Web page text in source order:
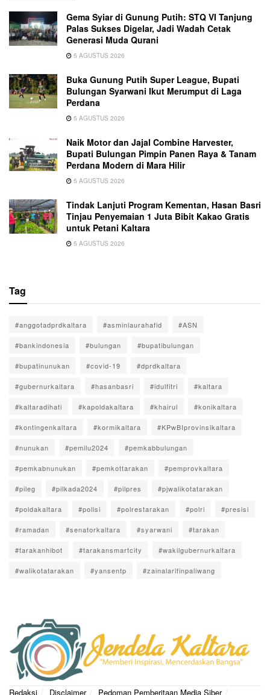
Gema Syiar di Gunung Putih: STQ VI Tanjung
Palas Sukses Digelar, Jadi Wadah Cetak
Generasi Muda Qurani
5 AGUSTUS 2026
Buka Gunung Putih Super League, Bupati
Bulungan Syarwani Ikut Merumput di Laga
Perdana
5 AGUSTUS 2026
Naik Motor dan Jajal Combine Harvester,
Bupati Bulungan Pimpin Panen Raya & Tanam
Perdana Modern di Mara Hilir
5 AGUSTUS 2026
Tindak Lanjuti Program Kementan, Hasan Basri
Tinjau Penyemaian 1 Juta Bibit Kakao Gratis
untuk Petani Kaltara
5 AGUSTUS 2026
Tag
#anggotadprdkaltara #asminlaurahafid #ASN
#bankindonesia #bulungan #bupatibulungan
#bupatinunukan #covid-19 #dprdkaltara
#gubernurkaltara #hasanbasri #idulfitri #kaltara
#kaltaradihati #kapoldakaltara #khairul #konikaltara
#kontingenkaltara #kormikaltara #KPwBIprovinsikaltara
#nunukan #pemilu2024 #pemkabbulungan
#pemkabnunukan #pemkottarakan #pemprovkaltara
#pileg #pilkada2024 #pilpres #pjwalikotatarakan
#poldakaltara #polisi #polrestarakan #polri #presisi
#ramadan #senatorkaltara #syarwani #tarakan
#tarakanhibot #tarakansmartcity #wakilgubernurkaltara
#walikotatarakan #yansentp #zainalarifinpaliwang
Redaksi Disclaimer Pedoman Pemberitaan Media Siber